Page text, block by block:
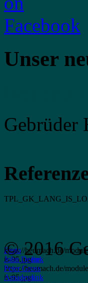
Unser
Gebrüder
https://heumach.de/
is-95.jpglink
https://heumach.de/
is-95.jpglink
Festo
John Deere
Peter Gross
Amadeus
© 2016